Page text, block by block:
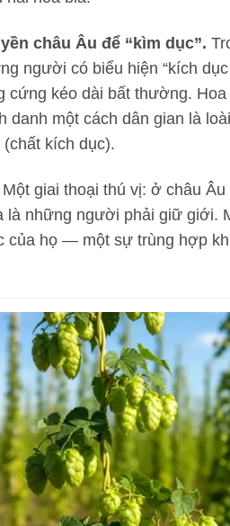
châu Âu để “kìm dục”.
người có biểu hiện “kích
cứng kéo dài bất thường.
danh một cách dân gian là
kích dục).
Một giai thoại thú vị: ở châu
những người phải giữ giới.
của họ — một sự trùng hợp